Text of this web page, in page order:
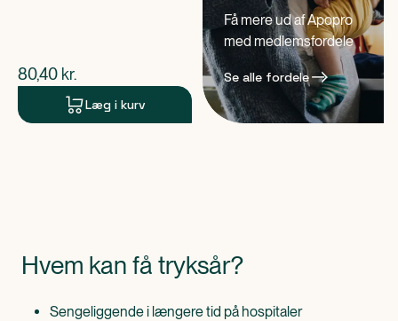
$nuværende pris
80,40 kr.
Læg i kurv
Få mere ud af Apopro
med medlemsfordele
Se alle fordele
Hvem kan få tryksår?
Sengeliggende i længere tid på hospitaler